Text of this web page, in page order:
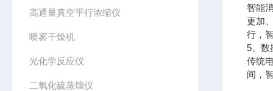
高通量真空平行浓缩仪
喷雾干燥机
光化学反应仪
二氧化硫蒸馏仪
智能
更加
行，
5、数
传统
间，